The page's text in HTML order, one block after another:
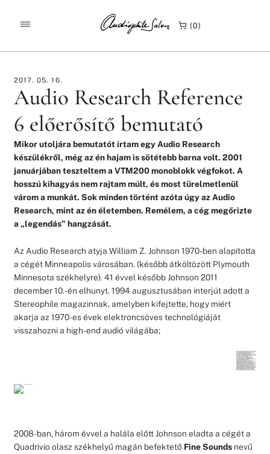
0
KEZDŐLAP TESZTEK
AUDIO RESEARCH REFERENCE 6 ELŐERŐSÍTŐ BEMUTATÓ
2017. 05. 16.
Audio Research Reference
6 előerősítő bemutató
Mikor utoljára bemutatót írtam egy Audio Research
készülékről, még az én hajam is sötétebb barna volt. 2001
januárjában teszteltem a VTM200 monoblokk végfokot. A
hosszú kihagyás nem rajtam múlt, és most türelmetlenül
várom a munkát. Sok minden történt azóta úgy az Audio
Research, mint az én életemben. Remélem, a cég megőrizte
a „legendás” hangzását.
Az Audio Research atyja William Z. Johnson 1970-ben alapította
a cégét Minneapolis városában. (később átköltözött Plymouth
Minnesota székhelyre). 41 évvel később Johnson 2011
december 10.-én elhunyt. 1994 augusztusában interjút adott a
Stereophile magazinnak, amelyben kifejtette, hogy miért
akarja az 1970-es évek elektroncsöves technológiáját
visszahozni a high-end audió világába;
2008-ban, három évvel a halála előtt Johnson eladta a cégét a
Quadrivio olasz székhelyű magán befektető Fine Soundsnevű